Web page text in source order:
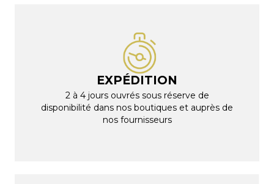
EXPÉDITION
2 à 4 jours ouvrés sous réserve de
disponibilité dans nos boutiques et auprès de
nos fournisseurs